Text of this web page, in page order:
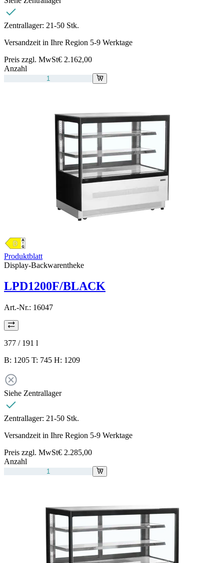
Zentrallager: 21-50 Stk.
Versandzeit in Ihre Region 5-9 Werktage
Preis zzgl. MwSt€ 2.162,00
Anzahl
Produktblatt
Display-Backwarentheke
LPD1200F/BLACK
Art.-Nr.: 16047
377 / 191 l
B: 1205 T: 745 H: 1209
Siehe Zentrallager
Zentrallager: 21-50 Stk.
Versandzeit in Ihre Region 5-9 Werktage
Preis zzgl. MwSt€ 2.285,00
Anzahl